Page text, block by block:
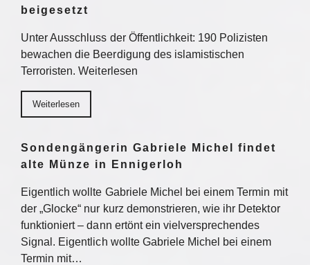
beigesetzt
Unter Ausschluss der Öffentlichkeit: 190 Polizisten
bewachen die Beerdigung des islamistischen
Terroristen. Weiterlesen
Weiterlesen
Sondengängerin Gabriele Michel findet
alte Münze in Ennigerloh
Eigentlich wollte Gabriele Michel bei einem Termin mit
der „Glocke“ nur kurz demonstrieren, wie ihr Detektor
funktioniert – dann ertönt ein vielversprechendes
Signal. Eigentlich wollte Gabriele Michel bei einem
Termin mit…